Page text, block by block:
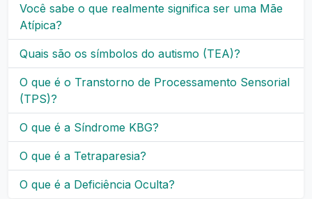
Você sabe o que realmente significa ser uma Mãe
Atípica?
Quais são os símbolos do autismo (TEA)?
O que é o Transtorno de Processamento Sensorial
(TPS)?
O que é a Síndrome KBG?
O que é a Tetraparesia?
O que é a Deficiência Oculta?